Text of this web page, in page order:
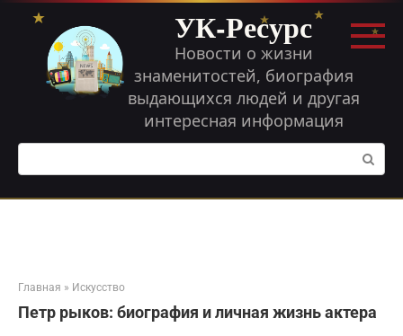
Перейти
контенту
УК-Ресурс
Новости о жизни
знаменитостей, биография
выдающихся людей и другая
интересная информация
Поиск:
Главная » Искусство
Петр рыков: биография и личная жизнь актера